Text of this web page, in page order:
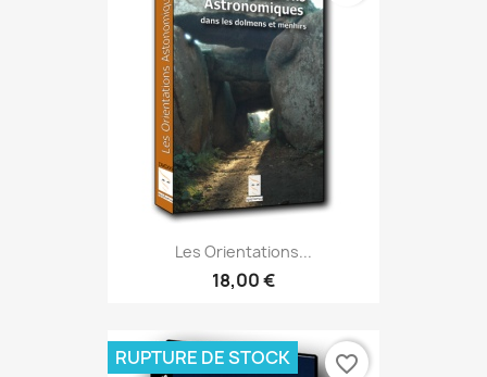
Les Orientations...
18,00 €
RUPTURE DE STOCK favorite_border